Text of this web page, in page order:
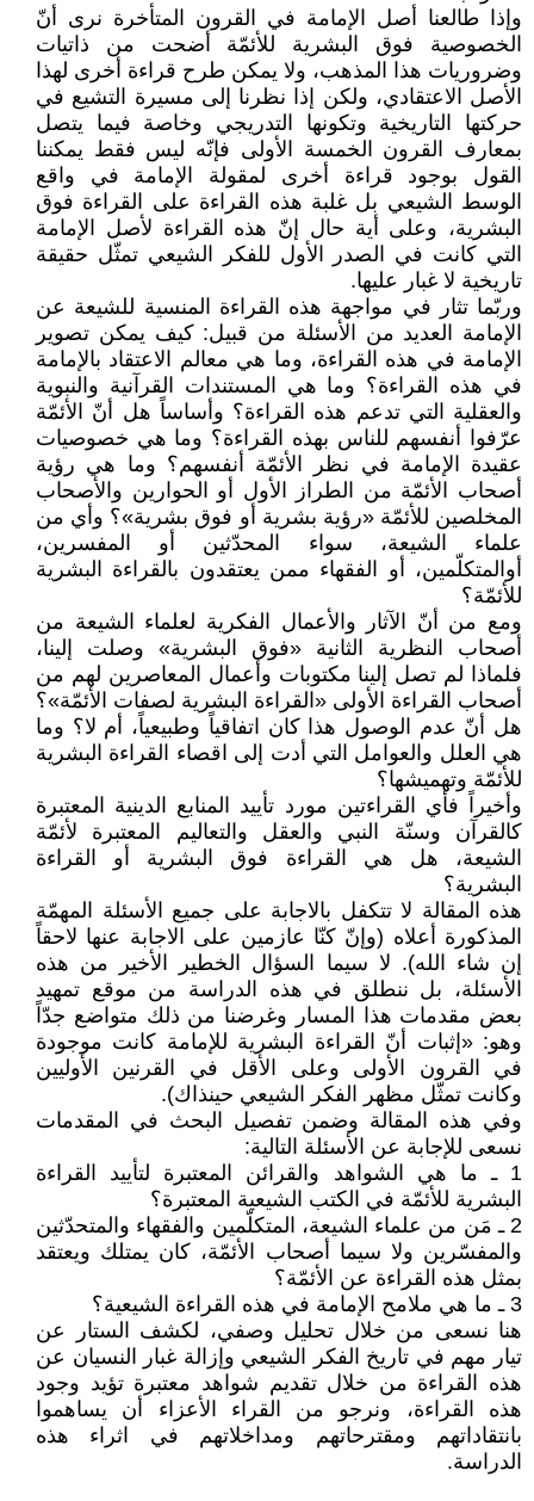
وإذا طالعنا أصل الإمامة في القرون المتأخرة نرى أنّ
الخصوصية فوق البشرية للأئمّة أضحت من ذاتيات
وضروريات هذا المذهب، ولا يمكن طرح قراءة أخرى لهذا
الأصل الاعتقادي، ولكن إذا نظرنا إلى مسيرة التشيع في
حركتها التاريخية وتكونها التدريجي وخاصة فيما يتصل
بمعارف القرون الخمسة الأولى فإنّه ليس فقط يمكننا
القول بوجود قراءة أخرى لمقولة الإمامة في واقع
الوسط الشيعي بل غلبة هذه القراءة على القراءة فوق
البشرية، وعلى أية حال إنّ هذه القراءة لأصل الإمامة
التي كانت في الصدر الأول للفكر الشيعي تمثّل حقيقة
تاريخية لا غبار عليها.
وربّما تثار في مواجهة هذه القراءة المنسية للشيعة عن
الإمامة العديد من الأسئلة من قبيل: كيف يمكن تصوير
الإمامة في هذه القراءة، وما هي معالم الاعتقاد بالإمامة
في هذه القراءة؟ وما هي المستندات القرآنية والنبوية
والعقلية التي تدعم هذه القراءة؟ وأساساً هل أنّ الأئمّة
عرّفوا أنفسهم للناس بهذه القراءة؟ وما هي خصوصيات
عقيدة الإمامة في نظر الأئمّة أنفسهم؟ وما هي رؤية
أصحاب الأئمّة من الطراز الأول أو الحوارين والأصحاب
المخلصين للأئمّة «رؤية بشرية أو فوق بشرية»؟ وأي من
علماء الشيعة، سواء المحدّثين أو المفسرين،
أوالمتكلّمين، أو الفقهاء ممن يعتقدون بالقراءة البشرية
للأئمّة؟
ومع من أنّ الآثار والأعمال الفكرية لعلماء الشيعة من
أصحاب النظرية الثانية «فوق البشرية» وصلت إلينا،
فلماذا لم تصل إلينا مكتوبات وأعمال المعاصرين لهم من
أصحاب القراءة الأولى «القراءة البشرية لصفات الأئمّة»؟
هل أنّ عدم الوصول هذا كان اتفاقياً وطبيعياً، أم لا؟ وما
هي العلل والعوامل التي أدت إلى اقصاء القراءة البشرية
للأئمّة وتهميشها؟
وأخيراً فأي القراءتين مورد تأييد المنابع الدينية المعتبرة
كالقرآن وسنّة النبي والعقل والتعاليم المعتبرة لأئمّة
الشيعة، هل هي القراءة فوق البشرية أو القراءة
البشرية؟
هذه المقالة لا تتكفل بالاجابة على جميع الأسئلة المهمّة
المذكورة أعلاه (وإنّ كنّا عازمين على الاجابة عنها لاحقاً
إن شاء الله). لا سيما السؤال الخطير الأخير من هذه
الأسئلة، بل ننطلق في هذه الدراسة من موقع تمهيد
بعض مقدمات هذا المسار وغرضنا من ذلك متواضع جدّاً
وهو: «إثبات أنّ القراءة البشرية للإمامة كانت موجودة
في القرون الأولى وعلى الأقل في القرنين الأوليين
وكانت تمثّل مظهر الفكر الشيعي حينذاك).
وفي هذه المقالة وضمن تفصيل البحث في المقدمات
نسعى للإجابة عن الأسئلة التالية:
1 ـ ما هي الشواهد والقرائن المعتبرة لتأييد القراءة
البشرية للأئمّة في الكتب الشيعية المعتبرة؟
2 ـ مَن من علماء الشيعة، المتكلّمين والفقهاء والمتحدّثين
والمفسّرين ولا سيما أصحاب الأئمّة، كان يمتلك ويعتقد
بمثل هذه القراءة عن الأئمّة؟
3 ـ ما هي ملامح الإمامة في هذه القراءة الشيعية؟
هنا نسعى من خلال تحليل وصفي، لكشف الستار عن
تيار مهم في تاريخ الفكر الشيعي وإزالة غبار النسيان عن
هذه القراءة من خلال تقديم شواهد معتبرة تؤيد وجود
هذه القراءة، ونرجو من القراء الأعزاء أن يساهموا
بانتقاداتهم ومقترحاتهم ومداخلاتهم في اثراء هذه
الدراسة.